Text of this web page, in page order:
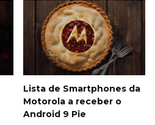
Lista de Smartphones da
Motorola a receber o
Android 9 Pie